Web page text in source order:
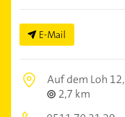
E-Mail
Auf dem Loh 12,
2,7 km